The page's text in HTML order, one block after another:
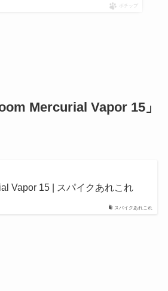
ポチップ
Mercurial Vapor 15」
スパイクあれこれ
Vapor 15 | スパイクあれこれ